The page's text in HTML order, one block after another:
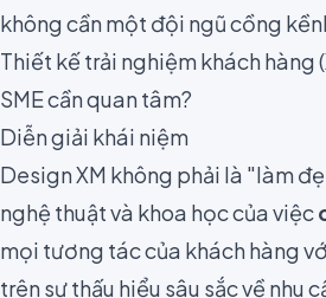
không cần một đội ngũ cồng
Thiết kế trải nghiệm khách hàng
SME cần quan tâm?
Diễn giải khái niệm
Design XM không phải là "làm
nghệ thuật và khoa học của việc
mọi tương tác của khách hàng
trên sự thấu hiểu sâu sắc về nhu